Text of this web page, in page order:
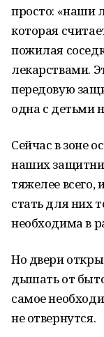
просто: «наши
которая
пожилая
лекарствами.
передовую
одна с детьми
Сейчас в зоне
наших
тяжелее всего,
стать для них
необходима в
Но двери
дышать от
самое
не отвернутся.